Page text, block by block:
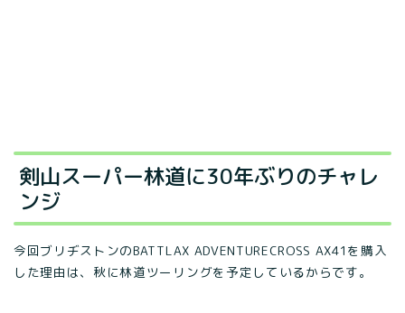
剣山スーパー林道に30年ぶりのチャレ
ンジ
今回ブリヂストンのBATTLAX ADVENTURECROSS AX41を購入
した理由は、秋に林道ツーリングを予定しているからです。